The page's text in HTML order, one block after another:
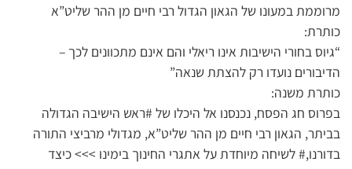
מרוממת במעונו של הגאון הגדול רבי חיים מן ההר שליט”א
כותרת:
“גיוס בחורי הישיבות אינו ריאלי והם אינם מתכוונים לכך –
הדיבורים נועדו רק להצתת שנאה”
כותרת משנה:
בפרוס חג הפסח, נכנסנו אל היכלו של #ראש הישיבה הגדולה
בביתר, הגאון רבי חיים מן ההר שליט”א, מגדולי מרביצי התורה
בדורנו,# לשיחה מיוחדת על אתגרי החינוך בימינו >>> כיצד